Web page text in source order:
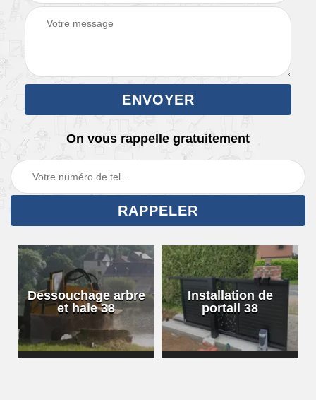
On vous rappelle gratuitement
Dessouchage arbre
et haie 38
Installation de
portail 38